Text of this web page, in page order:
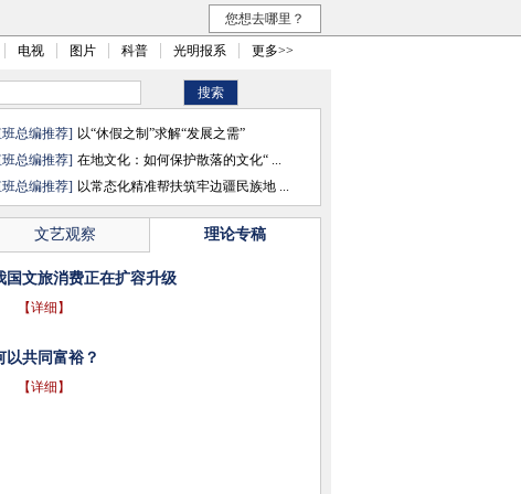
您想去哪里？
电视 图片 科普 光明报系 更多>>
班总编推荐] 以“休假之制”求解“发展之需”
班总编推荐] 在地文化：如何保护散落的文化“ ...
班总编推荐] 以常态化精准帮扶筑牢边疆民族地 ...
文艺观察 理论专稿
国文旅消费正在扩容升级
【详细】
以共同富裕？
【详细】